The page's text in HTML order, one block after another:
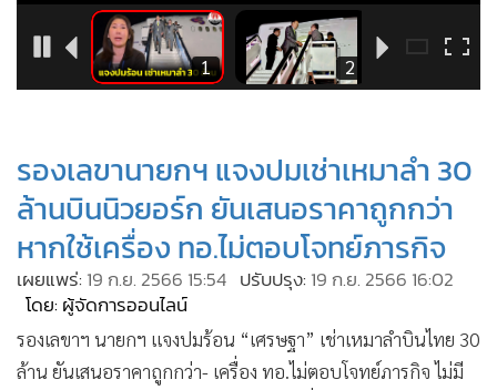
• Good health & Well-being
Green Innovation & SD
Management & HR
• การเมือง
• ท่องเที่ยว
• กีฬา
• ต่างประเทศ
Special Scoop
• เศรษฐกิจ-ธุรกิจ
รองเลขานายกฯ แจงปมเช่าเหมาลำ 30
ล้านบินนิวยอร์ก ยันเสนอราคาถูกกว่า
หากใช้เครื่อง ทอ.ไม่ตอบโจทย์ภารกิจ
เผยแพร่: 19 ก.ย. 2566 15:54 ปรับปรุง: 19 ก.ย. 2566 16:02
โดย: ผู้จัดการออนไลน์
รองเลขาฯ นายกฯ แจงปมร้อน “เศรษฐา” เช่าเหมาลำบินไทย 30
ล้าน ยันเสนอราคาถูกกว่า- เครื่อง ทอ.ไม่ตอบโจทย์ภารกิจ ไม่มี
1 2